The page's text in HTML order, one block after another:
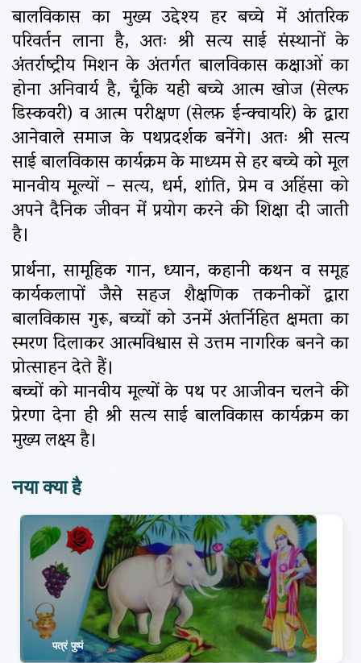
बालविकास का मुख्य उद्देश्य हर बच्चे में आंतरिक
परिवर्तन लाना है, अतः श्री सत्य साई संस्थानों के
अंतर्राष्ट्रीय मिशन के अंतर्गत बालविकास कक्षाओं का
होना अनिवार्य है, चूँकि यही बच्चे आत्म खोज (सेल्फ
डिस्कवरी) व आत्म परीक्षण (सेल्फ़ ईन्क्वायरि) के द्वारा
आनेवाले समाज के पथप्रदर्शक बनेंगे। अतः श्री सत्य
साई बालविकास कार्यक्रम के माध्यम से हर बच्चे को मूल
मानवीय मूल्यों – सत्य, धर्म, शांति, प्रेम व अहिंसा को
अपने दैनिक जीवन में प्रयोग करने की शिक्षा दी जाती
है।
प्रार्थना, सामूहिक गान, ध्यान, कहानी कथन व समूह
कार्यकलापों जैसे सहज शैक्षणिक तकनीकों द्वारा
बालविकास गुरू, बच्चों को उनमें अंतर्निहित क्षमता का
स्मरण दिलाकर आत्मविश्वास से उत्तम नागरिक बनने का
प्रोत्साहन देते हैं।
बच्चों को मानवीय मूल्यों के पथ पर आजीवन चलने की
प्रेरणा देना ही श्री सत्य साई बालविकास कार्यक्रम का
मुख्य लक्ष्य है।
नया क्या है
पत्रं पुष्पं